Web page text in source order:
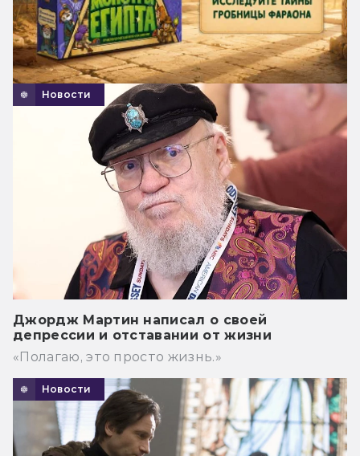
Новости
Джордж Мартин написал о своей
депрессии и отставании от жизни
«Полагаю, это просто жизнь.»
Новости